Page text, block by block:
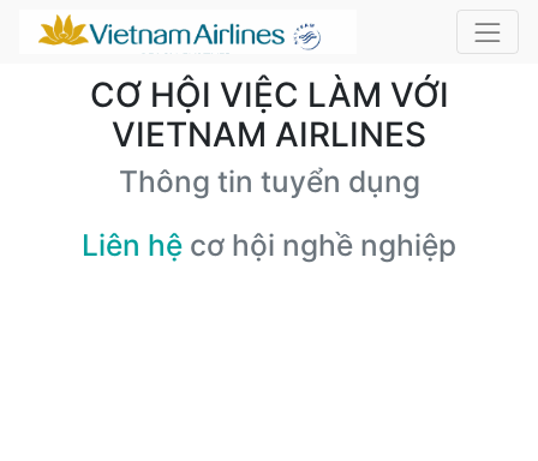
CƠ HỘI VIỆC LÀM VỚI
VIETNAM AIRLINES
Thông tin tuyển dụng
Liên hệ cơ hội nghề nghiệp